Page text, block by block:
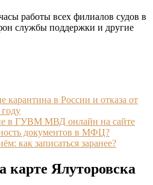
работы всех филиалов судов в
службы поддержки и другие
в России и отказа от
в ГУВМ МВД онлайн на сайте
документов в МФЦ?
как записаться заранее?
карте Ялуторовска